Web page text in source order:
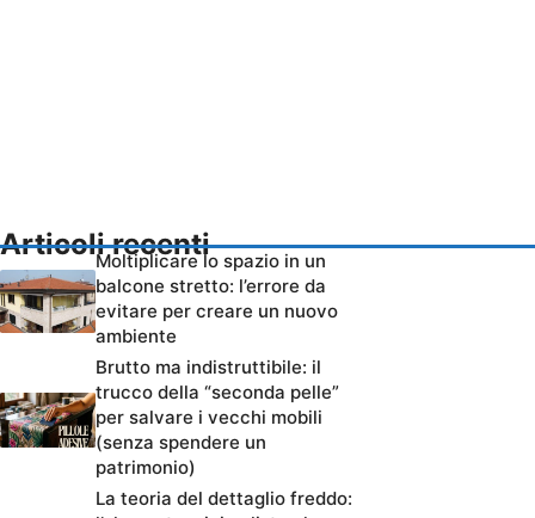
Articoli recenti
Moltiplicare lo spazio in un
balcone stretto: l’errore da
evitare per creare un nuovo
ambiente
Brutto ma indistruttibile: il
trucco della “seconda pelle”
per salvare i vecchi mobili
(senza spendere un
patrimonio)
La teoria del dettaglio freddo: